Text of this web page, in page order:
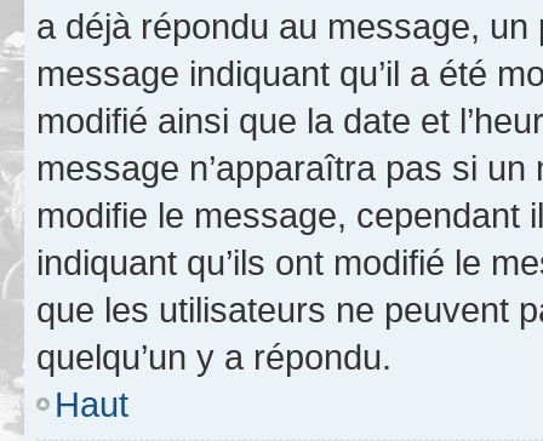
a déjà répondu au message, un
message indiquant qu’il a été
modifié ainsi que la date et
message n’apparaîtra pas si
modifie le message, cependant
indiquant qu’ils ont modifié le
que les utilisateurs ne peuvent
quelqu’un y a répondu.
Haut